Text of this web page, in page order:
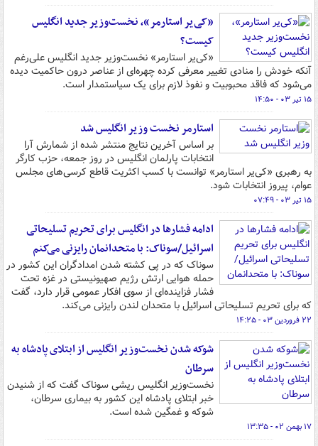
«کی‌یر استارمر»، نخست‌وزیر جدید انگلیس
کیست؟
«کی‌یر استارمر» نخست‌وزیر جدید انگلیس علی‌رغم
آنکه خودش را منادی تغییر معرفی کرده چهره‌ای از عناصر درون حاکمیت دیده
می‌شود که فاقد محبوبیت و نفوذ لازم برای یک سیاستمدار است.
۱۵ تیر ۰۳ - ۱۴:۵۰
استارمر نخست وزیر انگلیس شد
بر اساس آخرین نتایج منتشر شده از شمارش آرا
انتخابات پارلمان انگلیس در روز جمعه، حزب کارگر
به رهبری «کی‌یر استارمر» توانست با کسب اکثریت قاطع کرسی‌های مجلس
عوام، پیروز انتخابات شود.
۱۵ تیر ۰۳ - ۰۷:۴۹
ادامه فشارها در انگلیس برای تحریم تسلیحاتی
اسرائیل/سوناک: با متحدانمان رایزنی می‌کنم
سوناک که در پی کشته شدن امدادگران این کشور در
حمله هوایی ارتش رژیم صهیونیستی در غزه تحت
فشار فزاینده‌ای از سوی افکار عمومی قرار دارد، گفت
که برای تحریم تسلیحاتی اسرائیل با متحدان لندن رایزنی می‌کند.
۲۲ فروردین ۰۳ - ۱۴:۲۵
شوکه شدن نخست‌وزیر انگلیس از ابتلای پادشاه به
سرطان
نخست‌وزیر انگلیس ریشی سوناک گفت که از شنیدن
خبر ابتلای پادشاه این کشور به بیماری سرطان،
شوکه و غمگین شده است.
۱۷ بهمن ۰۲ - ۱۳:۳۵